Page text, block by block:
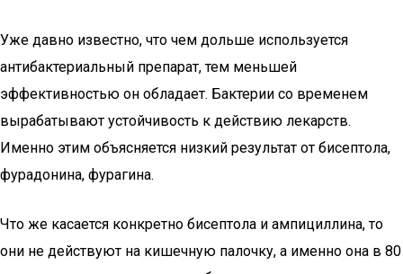
Уже давно известно, что чем дольше используется
антибактериальный препарат, тем меньшей
эффективностью он обладает. Бактерии со временем
вырабатывают устойчивость к действию лекарств.
Именно этим объясняется низкий результат от бисептола,
фурадонина, фурагина.
Что же касается конкретно бисептола и ампициллина, то
они не действуют на кишечную палочку, а именно она в 80